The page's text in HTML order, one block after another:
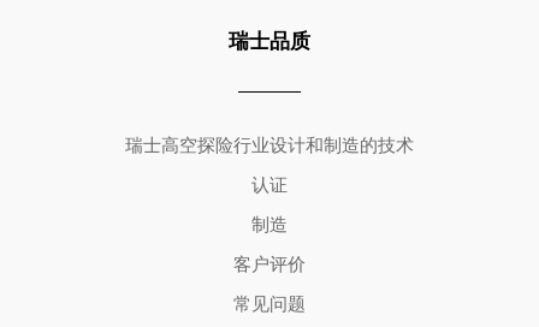
瑞士品质
瑞士高空探险行业设计和制造的技术
认证
制造
客户评价
常见问题